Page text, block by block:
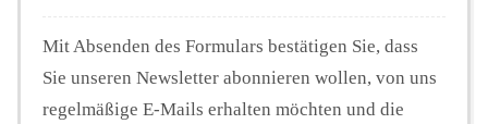
Mit Absenden des Formulars bestätigen Sie, dass
Sie unseren Newsletter abonnieren wollen, von uns
regelmäßige E-Mails erhalten möchten und die